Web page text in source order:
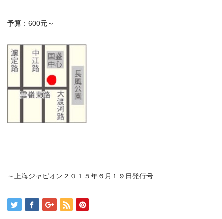
予算 ：600元～
～上海ジャピオン２０１５年６月１９日発行号